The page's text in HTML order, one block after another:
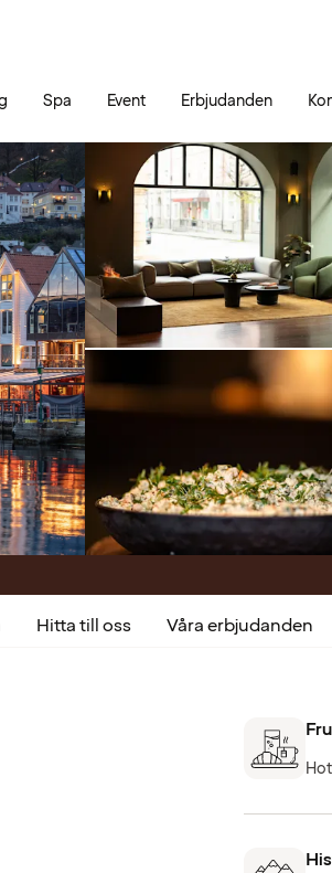
Spa Event Erbjudanden
Hitta till oss Våra erbjudanden